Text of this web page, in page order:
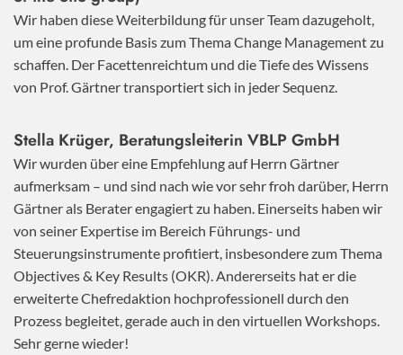
Wir haben diese Weiterbildung für unser Team dazugeholt,
um eine profunde Basis zum Thema Change Management zu
schaffen. Der Facettenreichtum und die Tiefe des Wissens
von Prof. Gärtner transportiert sich in jeder Sequenz.
Stella Krüger, Beratungsleiterin VBLP GmbH
Wir wurden über eine Empfehlung auf Herrn Gärtner
aufmerksam – und sind nach wie vor sehr froh darüber, Herrn
Gärtner als Berater engagiert zu haben. Einerseits haben wir
von seiner Expertise im Bereich Führungs- und
Steuerungsinstrumente profitiert, insbesondere zum Thema
Objectives & Key Results (OKR). Andererseits hat er die
erweiterte Chefredaktion hochprofessionell durch den
Prozess begleitet, gerade auch in den virtuellen Workshops.
Sehr gerne wieder!